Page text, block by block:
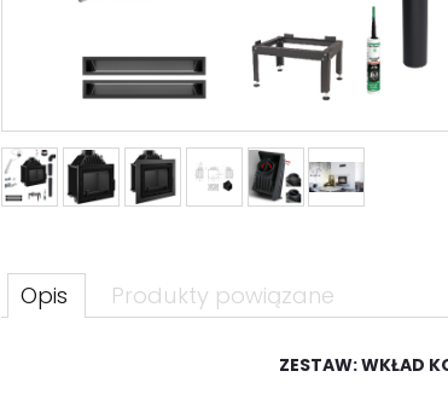
Opis Produkty powiązane
ZESTAW: WKŁAD